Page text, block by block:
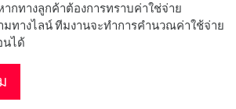
ากทางลูกค้าต้องการทราบค่าใช่จ่าย
มทางไลน์ ทีมงานจะทำการคำนวณค่าใช้จ่าย
นได้